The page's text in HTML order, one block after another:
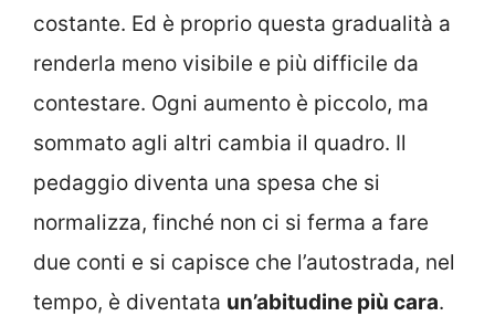
costante. Ed è proprio questa gradualità a
renderla meno visibile e più difficile da
contestare. Ogni aumento è piccolo, ma
sommato agli altri cambia il quadro. Il
pedaggio diventa una spesa che si
normalizza, finché non ci si ferma a fare
due conti e si capisce che l’autostrada, nel
tempo, è diventata un’abitudine più cara.